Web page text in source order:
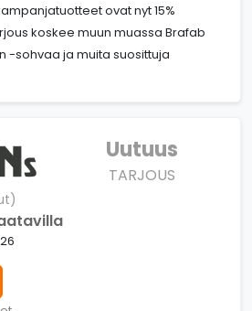
ovat nyt 15%
koskee muun muassa Brafab
-sohvaa ja muita suosittuja
Uutuus
TARJOUS